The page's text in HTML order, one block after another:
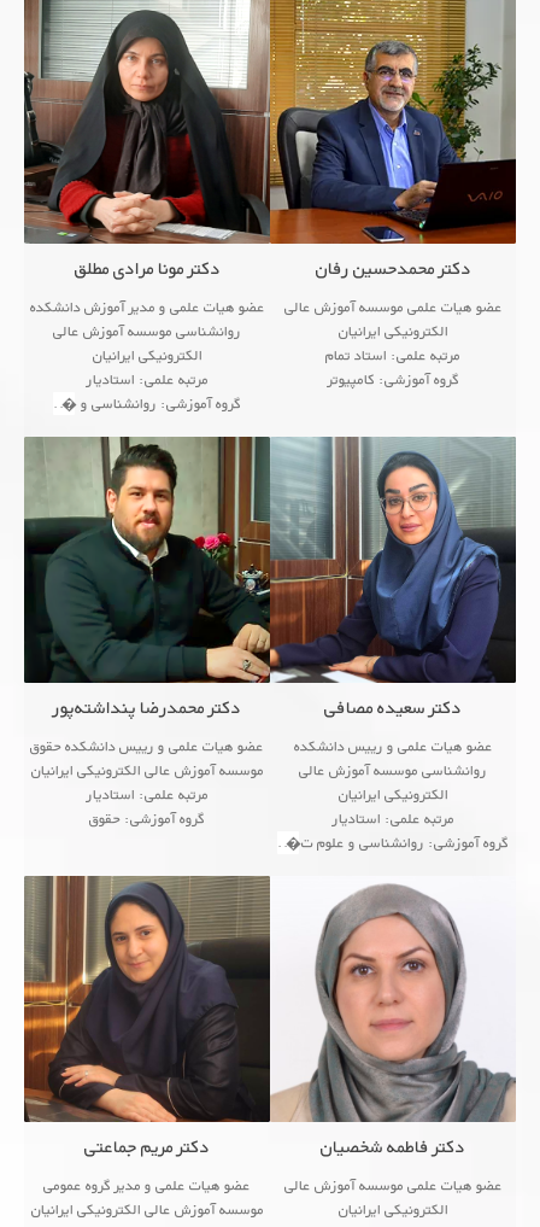
...
● Communication Circ
...
دکتر محمدحسین رفان
عضو هیات علمی موسسه آموزش عالی
الکترونیکی ایرانیان
مرتبه علمی: استاد تمام
گروه آموزشی: کامپیوتر
● Analog Electronic Ci
...
دکتر مونا مرادی مطلق
عضو هیات علمی و مدیر آموزش دانشکده
روانشناسی موسسه آموزش عالی
الکترونیکی ایرانیان
مرتبه علمی: استادیار
گروه آموزشی: روانشناسی و �
...
دکتر سعیده مصافی
عضو هیات علمی و رییس دانشکده
روانشناسی موسسه آموزش عالی
الکترونیکی ایرانیان
مرتبه علمی: استادیار
گروه آموزشی: روانشناسی و علوم ت�
...
دکتر محمدرضا پنداشته‌پور
عضو هیات علمی و رییس دانشکده حقوق
موسسه آموزش عالی الکترونیکی ایرانیان
مرتبه علمی: استادیار
گروه آموزشی: حقوق
● Analog Electronic Circuit
...
دکتر فاطمه شخصیان
عضو هیات علمی موسسه آموزش عالی
الکترونیکی ایرانیان
دکتر مریم جماعتی
عضو هیات علمی و مدیر گروه عمومی
موسسه آموزش عالی الکترونیکی ایرانیان